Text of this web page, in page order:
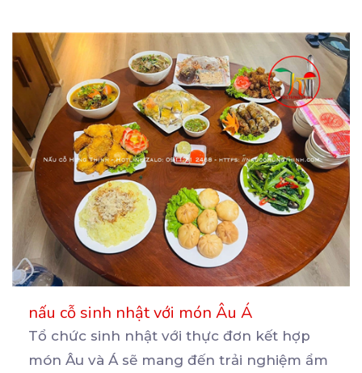
nấu cỗ sinh nhật với món Âu Á
Tổ chức sinh nhật với thực đơn kết hợp
món Âu và Á sẽ mang đến trải nghiệm ẩm